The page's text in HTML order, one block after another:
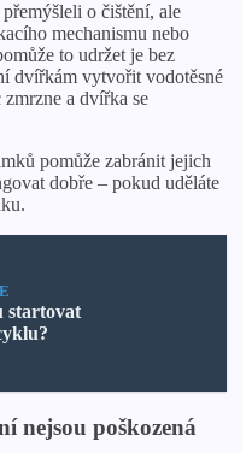
o čištění, ale
mechanismu nebo
to udržet je bez
dvířkám vytvořit vodotěsné
a dvířka se
pomůže zabránit jejich
dobře – pokud uděláte
startovat
nejsou poškozená